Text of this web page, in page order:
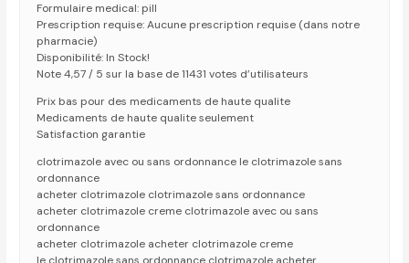
Formulaire medical: pill
Prescription requise: Aucune prescription requise (dans notre
pharmacie)
Disponibilité: In Stock!
Note 4,57 / 5 sur la base de 11431 votes d’utilisateurs
Prix bas pour des medicaments de haute qualite
Medicaments de haute qualite seulement
Satisfaction garantie
clotrimazole avec ou sans ordonnance le clotrimazole sans
ordonnance
acheter clotrimazole clotrimazole sans ordonnance
acheter clotrimazole creme clotrimazole avec ou sans
ordonnance
acheter clotrimazole acheter clotrimazole creme